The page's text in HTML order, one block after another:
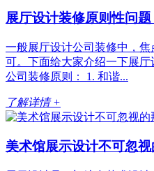
展厅设计装修原则性问
一般展厅​设计公司装修中，
可。下面给大家介绍一下展
公司装修原则： 1. 和谐...
了解详情 +
美术馆展示设计不可忽